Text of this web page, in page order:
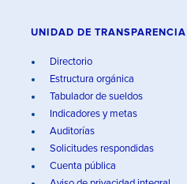
UNIDAD DE
Directorio
Estructura orgánica
Tabulador de sueldos
Indicadores y metas
Auditorías
Solicitudes respondidas
Cuenta pública